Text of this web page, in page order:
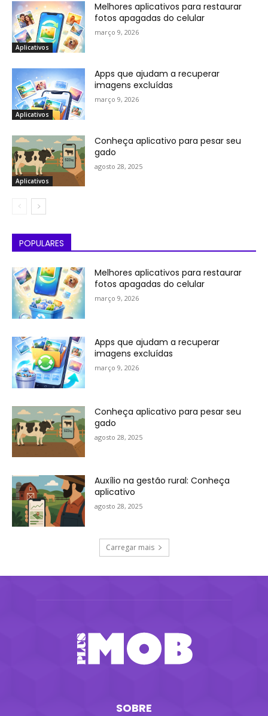
Aplicativos
Melhores aplicativos para restaurar
fotos apagadas do celular
março 9, 2026
Aplicativos
Apps que ajudam a recuperar
imagens excluídas
março 9, 2026
Aplicativos
Conheça aplicativo para pesar seu
gado
agosto 28, 2025
POPULARES
Melhores aplicativos para restaurar
fotos apagadas do celular
março 9, 2026
Apps que ajudam a recuperar
imagens excluídas
março 9, 2026
Conheça aplicativo para pesar seu
gado
agosto 28, 2025
Auxílio na gestão rural: Conheça
aplicativo
agosto 28, 2025
Carregar mais
SOBRE